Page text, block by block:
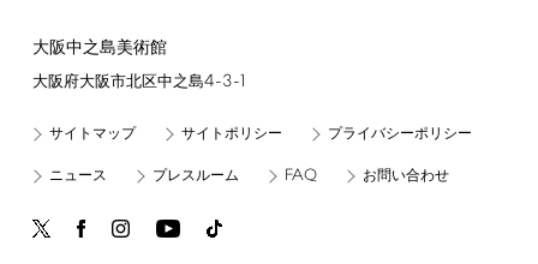
大阪中之島美術館
大阪府大阪市北区中之島4-3-1
サイトマップ サイトポリシー プライバシーポリシー
ニュース プレスルーム FAQ お問い合わせ